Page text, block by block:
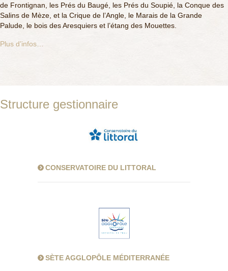
de Frontignan, les Prés du Baugé, les Prés du Soupié, la Conque des
Salins de Mèze, et la Crique de l’Angle, le Marais de la Grande
Palude, le bois des Aresquiers et l’étang des Mouettes.
Plus d’infos…
Structure gestionnaire
CONSERVATOIRE DU LITTORAL
SÈTE AGGLOPÔLE MÉDITERRANÉE